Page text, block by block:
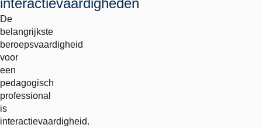
interactievaardigheden
De
belangrijkste
beroepsvaardigheid
voor
een
pedagogisch
professional
is
interactievaardigheid.